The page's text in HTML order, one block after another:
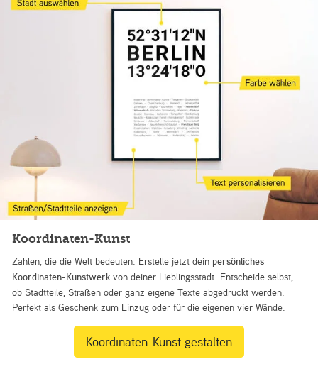
Koordinaten-Kunst
Zahlen, die die Welt bedeuten. Erstelle jetzt dein persönliches
Koordinaten-Kunstwerk von deiner Lieblingsstadt. Entscheide selbst,
ob Stadtteile, Straßen oder ganz eigene Texte abgedruckt werden.
Perfekt als Geschenk zum Einzug oder für die eigenen vier Wände.
Koordinaten-Kunst gestalten